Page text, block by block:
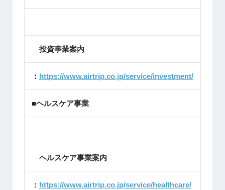
投資事業案内
： https://www.airtrip.co.jp/service/investment/
■ヘルスケア事業
ヘルスケア事業案内
： https://www.airtrip.co.jp/service/healthcare/